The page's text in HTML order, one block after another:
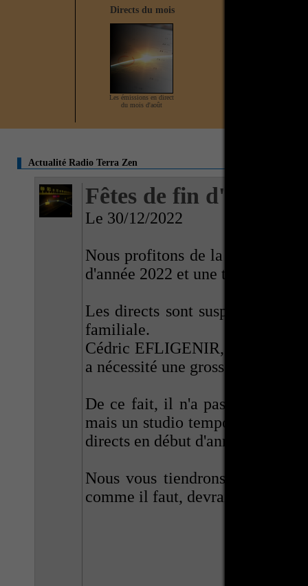
Directs du mois
Les émissions en direct
du mois d'août
Actualité Radio Terra Zen
Fêtes de fin d'année
Le 30/12/2022
Nous profitons de la fin de
d'année 2022 et une très bonne
Les directs sont suspendus
familiale.
Cédric EFLIGENIR, a eu son
a nécessité une grosse
De ce fait, il n'a pas été
mais un studio temporaire est
directs en début d'année 2023.
Nous vous tiendrons au
comme il faut, devrait reprendre